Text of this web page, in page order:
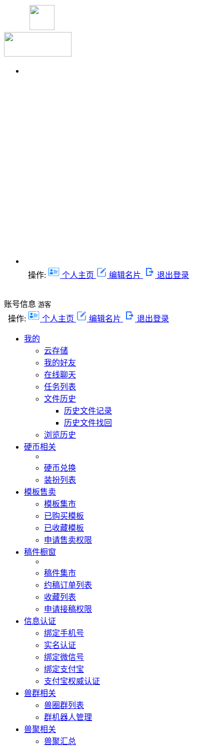
操作: 个人主页 编辑名片 退出登录
账号信息 游客
操作: 个人主页 编辑名片 退出登录
我的
云存储
我的好友
在线聊天
任务列表
文件历史
历史文件记录
历史文件找回
浏览历史
硬币相关
硬币兑换
装扮列表
模板售卖
模板集市
已购买模板
已收藏模板
申请售卖权限
稿件橱窗
稿件集市
约稿订单列表
收藏列表
申请接稿权限
信息认证
绑定手机号
实名认证
绑定微信号
绑定支付宝
支付宝权威认证
兽群相关
兽圈群列表
群机器人管理
兽聚相关
兽聚汇总